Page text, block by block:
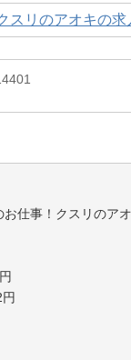
スリのアオキの求
仕事！クスリのア